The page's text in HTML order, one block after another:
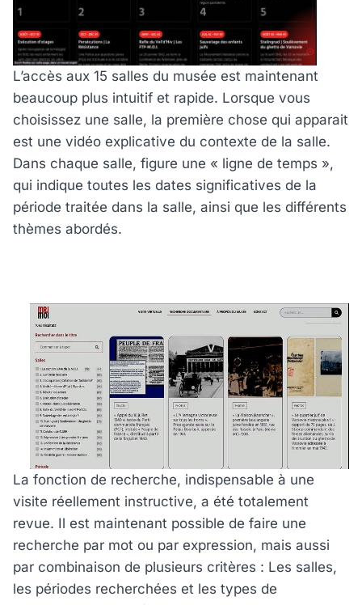
L’accès aux 15 salles du musée est maintenant
beaucoup plus intuitif et rapide. Lorsque vous
choisissez une salle, la première chose qui apparait
est une vidéo explicative du contexte de la salle.
Dans chaque salle, figure une « ligne de temps »,
qui indique toutes les dates significatives de la
période traitée dans la salle, ainsi que les différents
thèmes abordés.
La fonction de recherche, indispensable à une
visite réellement instructive, a été totalement
revue. Il est maintenant possible de faire une
recherche par mot ou par expression, mais aussi
par combinaison de plusieurs critères : Les salles,
les périodes recherchées et les types de